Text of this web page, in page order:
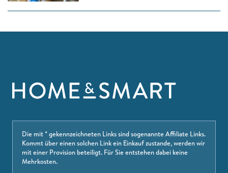
Die mit * gekennzeichneten Links sind sogenannte Affiliate Links.
Kommt über einen solchen Link ein Einkauf zustande, werden wir
mit einer Provision beteiligt. Für Sie entstehen dabei keine
Mehrkosten.